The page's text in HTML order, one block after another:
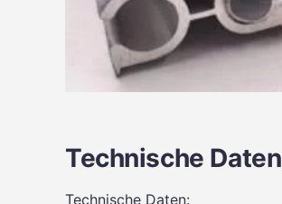
Technische Daten
Technische Daten: